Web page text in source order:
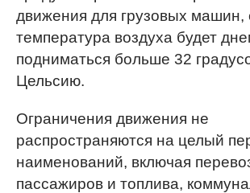
движения для грузовых машин,
температура воздуха будет
подниматься больше 32
Цельсию.
Ограничения движения не
распространяются на целый
наименований, включая
пассажиров и топлива,